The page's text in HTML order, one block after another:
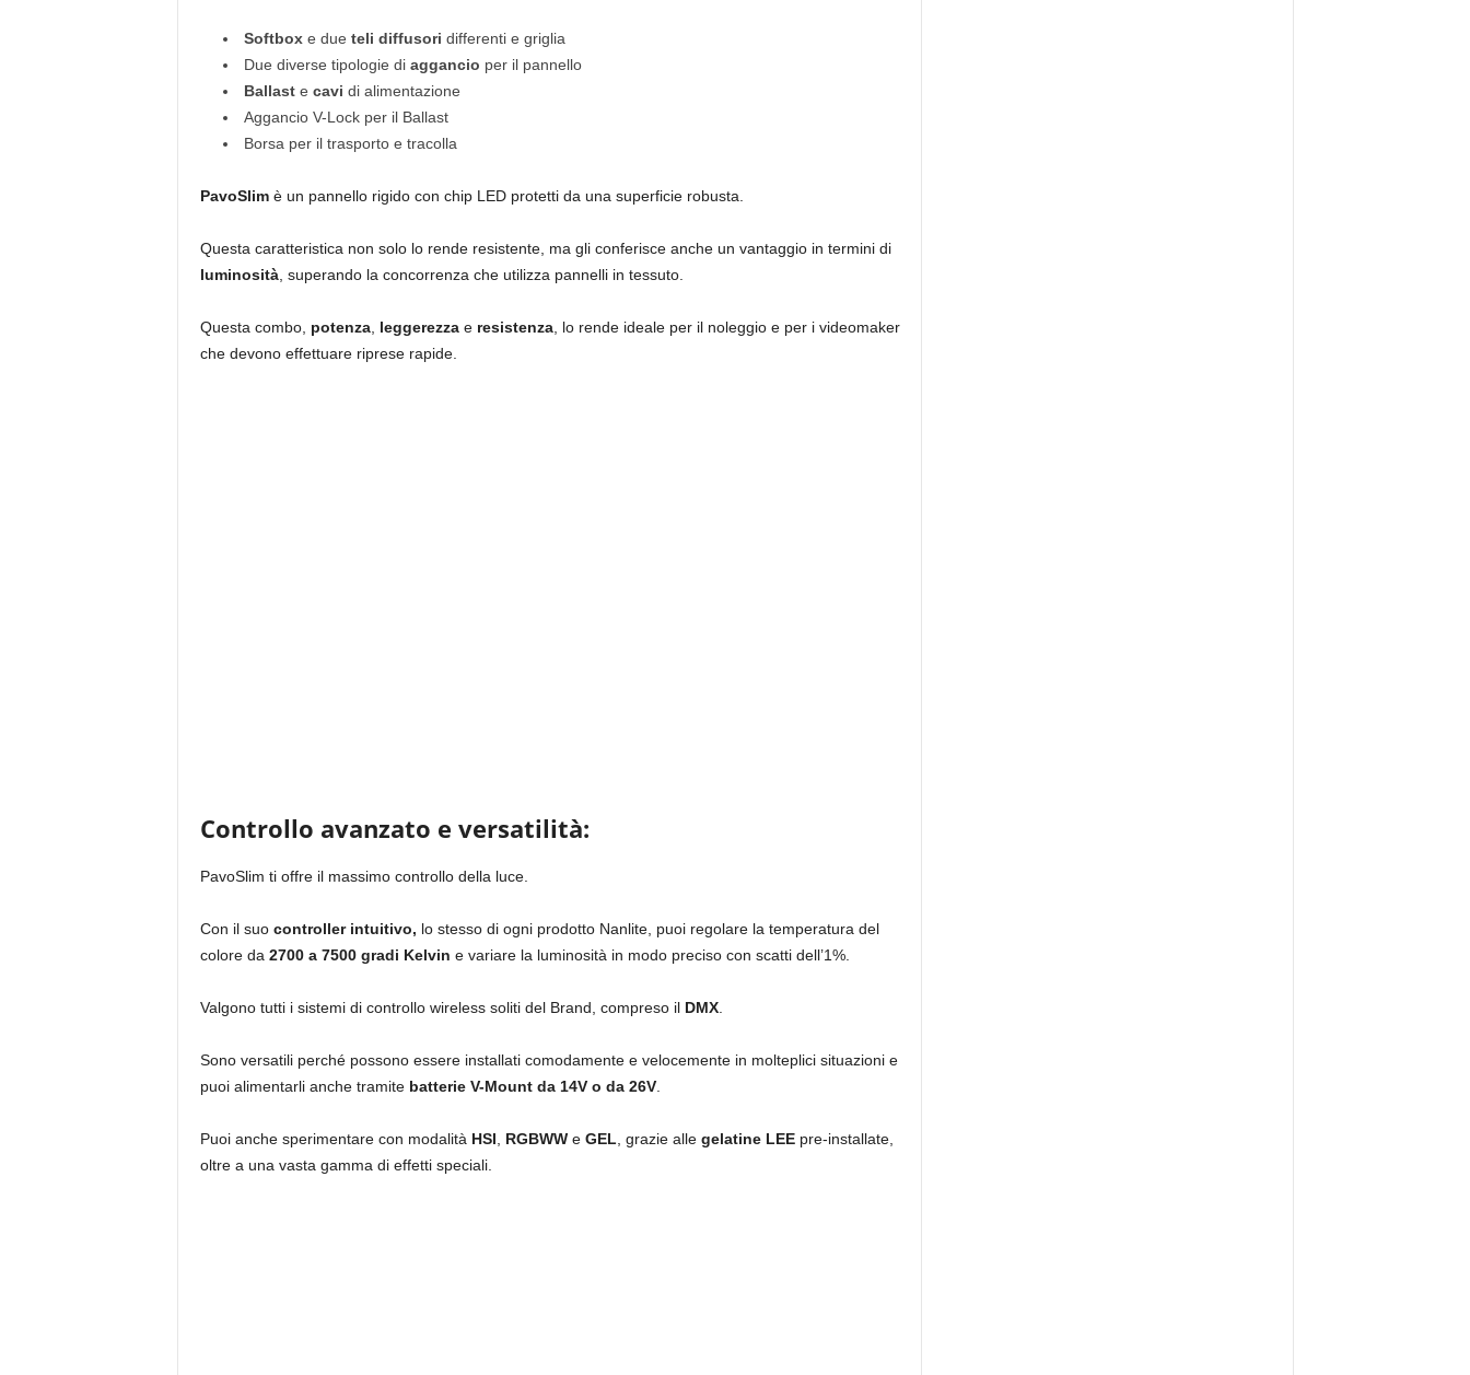
Softbox e due teli diffusori differenti e griglia
Due diverse tipologie di aggancio per il pannello
Ballast e cavi di alimentazione
Aggancio V-Lock per il Ballast
Borsa per il trasporto e tracolla
PavoSlim è un pannello rigido con chip LED protetti da una superficie robusta.
Questa caratteristica non solo lo rende resistente, ma gli conferisce anche un vantaggio in termini di
luminosità, superando la concorrenza che utilizza pannelli in tessuto.
Questa combo, potenza, leggerezza e resistenza, lo rende ideale per il noleggio e per i videomaker
che devono effettuare riprese rapide.
Controllo avanzato e versatilità:
PavoSlim ti offre il massimo controllo della luce.
Con il suo controller intuitivo, lo stesso di ogni prodotto Nanlite, puoi regolare la temperatura del
colore da 2700 a 7500 gradi Kelvin e variare la luminosità in modo preciso con scatti dell’1%.
Valgono tutti i sistemi di controllo wireless soliti del Brand, compreso il DMX.
Sono versatili perché possono essere installati comodamente e velocemente in molteplici situazioni e
puoi alimentarli anche tramite batterie V-Mount da 14V o da 26V.
Puoi anche sperimentare con modalità HSI RGBWW e GEL , grazie alle gelatine LEEpre-installate,
oltre a una vasta gamma di effetti speciali.